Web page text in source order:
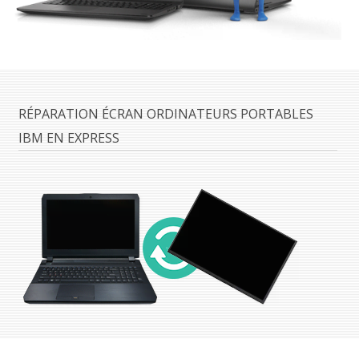
RÉPARATION ÉCRAN ORDINATEURS PORTABLES
IBM EN EXPRESS